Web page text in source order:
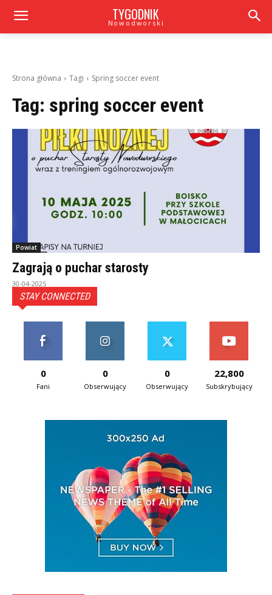
TYGODNIK
Nowodworski
Strona główna Tagi Spring soccer event
Tag: spring soccer event
Powiat
Zagrają o puchar starosty
30-04-2025
STAY CONNECTED
0
Fani
0
Obserwujący
0
Obserwujący
22,800
Subskrybujący